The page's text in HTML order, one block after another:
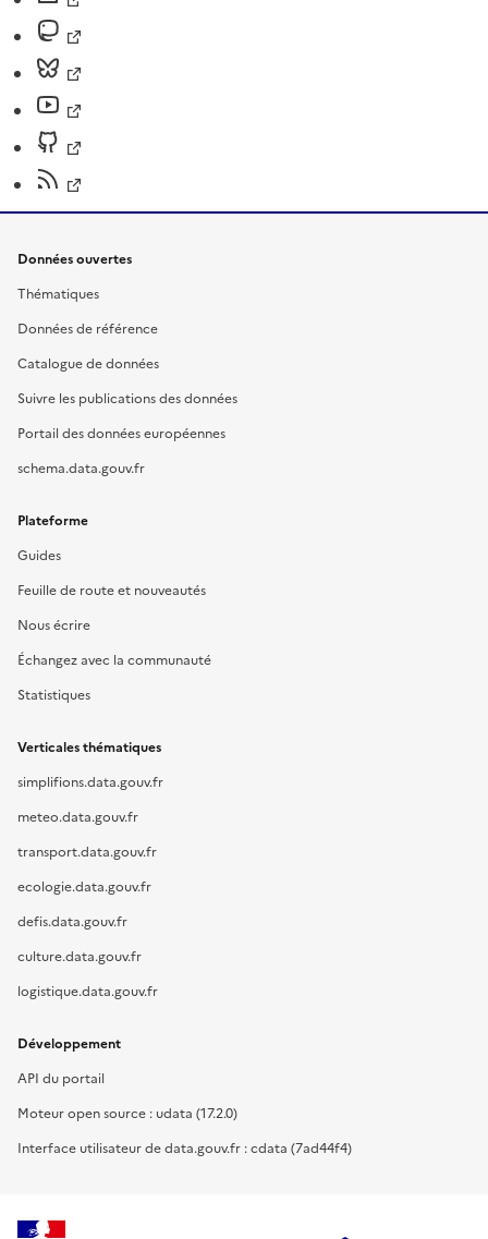
Données ouvertes
Thématiques
Données de référence
Catalogue de données
Suivre les publications des données
Portail des données européennes
schema.data.gouv.fr
Plateforme
Guides
Feuille de route et nouveautés
Nous écrire
Échangez avec la communauté
Statistiques
Verticales thématiques
simplifions.data.gouv.fr
meteo.data.gouv.fr
transport.data.gouv.fr
ecologie.data.gouv.fr
defis.data.gouv.fr
culture.data.gouv.fr
logistique.data.gouv.fr
Développement
API du portail
Moteur open source : udata (17.2.0)
Interface utilisateur de data.gouv.fr : cdata (7ad44f4)